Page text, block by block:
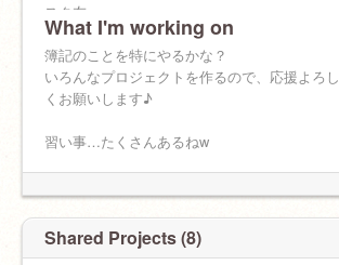
スク友
@mumurererere
What I'm working on
簿記のことを特にやるかな？
いろんなプロジェクトを作るので、応援よろし
くお願いします♪
習い事…たくさんあるねw
Shared Projects (8)